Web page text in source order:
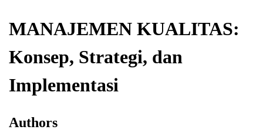
MANAJEMEN KUALITAS:
Konsep, Strategi, dan
Implementasi
Authors